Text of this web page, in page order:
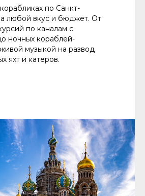
по Санкт-
любой вкус и бюджет. От
по каналам с
ночных кораблей-
музыкой на развод
яхт и катеров.